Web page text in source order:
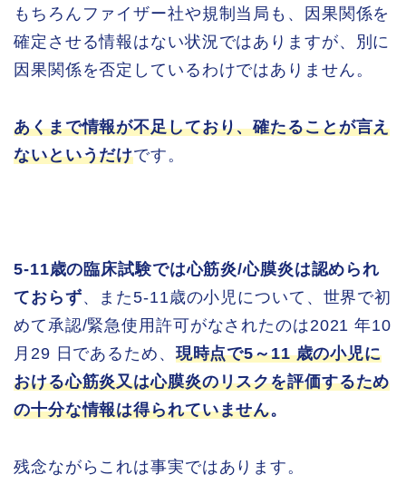
もちろんファイザー社や規制当局も、因果関係を
確定させる情報はない状況ではありますが、別に
因果関係を否定しているわけではありません。
あくまで情報が不足しており、確たることが言え
ないというだけです。
5-11歳の臨床試験では心筋炎/心膜炎は認められ
ておらず、また5-11歳の小児について、世界で初
めて承認/緊急使用許可がなされたのは2021 年10
月29 日であるため、 現時点で5～11 歳の小児に
おける心筋炎又は心膜炎のリスクを評価するため
の十分な情報は得られていません。
残念ながらこれは事実ではあります。